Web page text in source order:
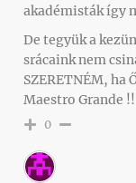
akadémisták így
De tegyük a
srácaink nem
SZERETNÉM, ha
Maestro Grande
0